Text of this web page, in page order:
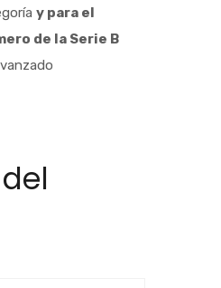
y para el
de la Serie B